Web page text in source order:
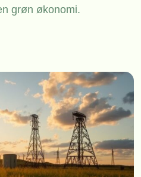
grøn økonomi.